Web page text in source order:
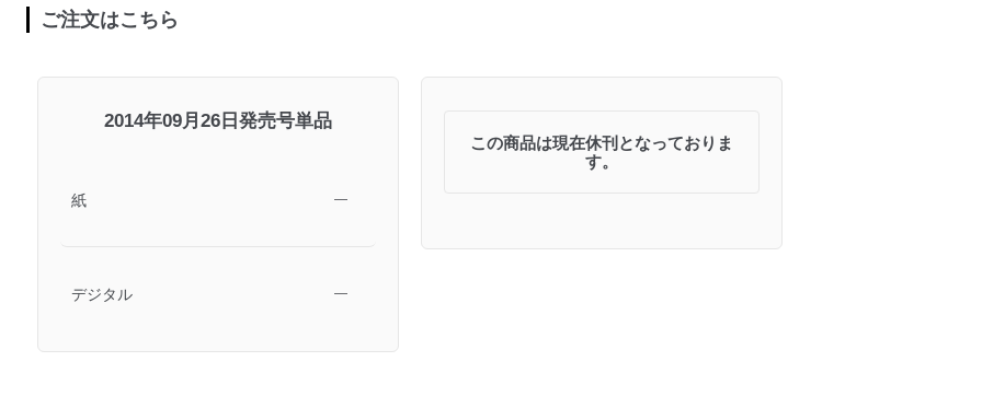
ご注文はこちら
2014年09月26日発売号単品
紙 ―
デジタル ―
この商品は現在休刊となっておりま
す。